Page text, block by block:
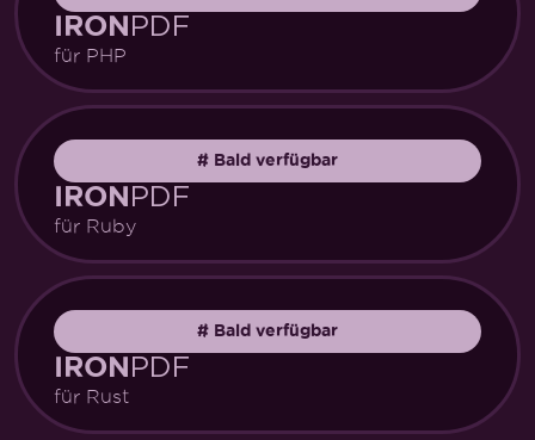
IRONPDF
für PHP
# Bald verfügbar
IRONPDF
für Ruby
# Bald verfügbar
IRONPDF
für Rust